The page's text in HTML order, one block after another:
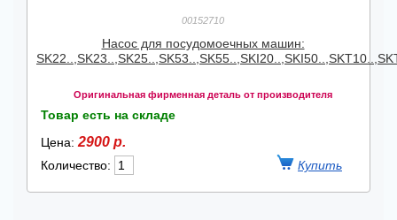
00152710
Насос для посудомоечных машин:
Оригинальная фирменная деталь от производителя
Товар есть на складе
Цена: 2900 р.
Количество: